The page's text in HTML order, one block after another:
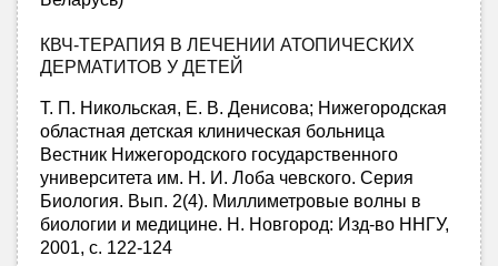
КВЧ-ТЕРАПИЯ В ЛЕЧЕНИИ АТОПИЧЕСКИХ
ДЕРМАТИТОВ У ДЕТЕЙ
Т. П. Никольская, Е. В. Денисова; Нижегородская
областная детская клиническая больница
Вестник Нижегородского государственного
университета им. Н. И. Лоба чевского. Серия
Биология. Вып. 2(4). Миллиметровые волны в
биологии и медицине. Н. Новгород: Изд-во ННГУ,
2001, с. 122-124